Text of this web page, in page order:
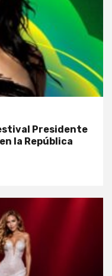
Presidente
la República